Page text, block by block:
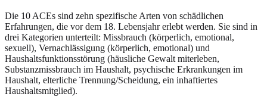
Die 10 ACEs sind zehn spezifische Arten von schädlichen
Erfahrungen, die vor dem 18. Lebensjahr erlebt werden. Sie sind in
drei Kategorien unterteilt: Missbrauch (körperlich, emotional,
sexuell), Vernachlässigung (körperlich, emotional) und
Haushaltsfunktionsstörung (häusliche Gewalt miterleben,
Substanzmissbrauch im Haushalt, psychische Erkrankungen im
Haushalt, elterliche Trennung/Scheidung, ein inhaftiertes
Haushaltsmitglied).